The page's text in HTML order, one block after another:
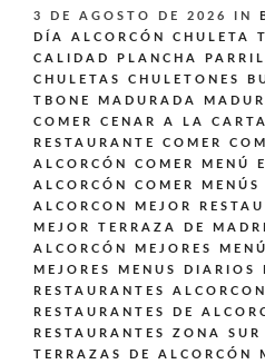
3 DE AGOSTO DE 2026 IN
DÍA ALCORCÓN
CHULETA
CALIDAD PLANCHA
CHULETAS CHULETONES
TBONE MADURADA
COMER CENAR A LA
RESTAURANTE
COMER
ALCORCÓN
COMER MENÚ
ALCORCÓN
COMER
ALCORCON
MEJOR
MEJOR TERRAZA DE
ALCORCÓN
MEJORES
MEJORES MENUS DIARIOS
RESTAURANTES ALCORCON
RESTAURANTES DE
RESTAURANTES ZONA
TERRAZAS DE ALCORCÓN